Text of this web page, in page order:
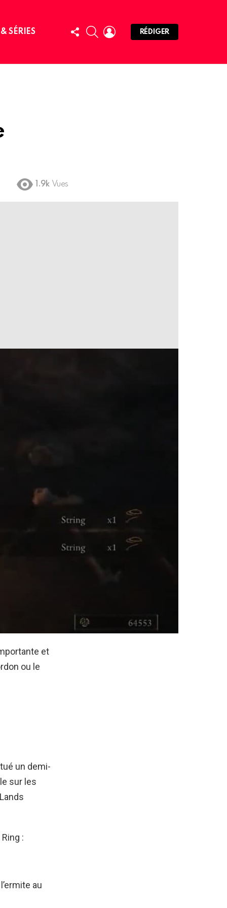
SÉRIES
FOLLOW
US
SEARCHLOGIN
RÉDIGER
1.9k Vues
et
ou le
un demi-
sur les
:
au